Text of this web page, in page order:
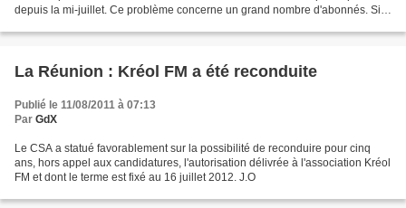
depuis la mi-juillet. Ce problème concerne un grand nombre d'abonnés. Si
La Réunion : Kréol FM a été reconduite
Publié le 11/08/2011 à 07:13
Par GdX
Le CSA a statué favorablement sur la possibilité de reconduire pour cinq
ans, hors appel aux candidatures, l'autorisation délivrée à l'association Kréol
FM et dont le terme est fixé au 16 juillet 2012. J.O